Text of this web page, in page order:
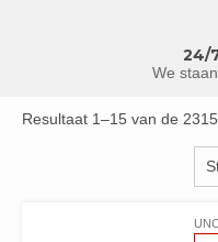
24/
We
Resultaat 1–15 van de